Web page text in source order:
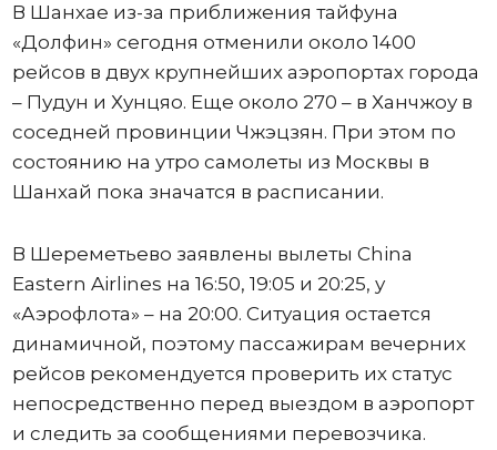
В Шанхае из-за приближения тайфуна
«Долфин» сегодня отменили около 1400
рейсов в двух крупнейших аэропортах города
– Пудун и Хунцяо. Еще около 270 – в Ханчжоу в
соседней провинции Чжэцзян. При этом по
состоянию на утро самолеты из Москвы в
Шанхай пока значатся в расписании.
В Шереметьево заявлены вылеты China
Eastern Airlines на 16:50, 19:05 и 20:25, у
«Аэрофлота» – на 20:00. Ситуация остается
динамичной, поэтому пассажирам вечерних
рейсов рекомендуется проверить их статус
непосредственно перед выездом в аэропорт
и следить за сообщениями перевозчика.